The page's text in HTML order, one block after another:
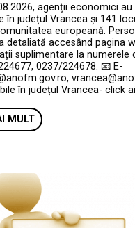
agenții economici
în județul Vrancea și 141
europeană.
detaliată accesând pagina
suplimentare la numerele
0237/224678. 📧 E-
în județul Vrancea- click
MULT